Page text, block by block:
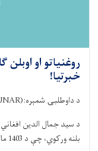
روغنیاتو او اوبلن
خبرتیا!
د داوطلبۍ شمېره:
د سید جمال الدین افغاني
بلنه ورکوي، چې د 1403 مالي کال لپاره د روغنیاتو او اوبلن گاز . . .